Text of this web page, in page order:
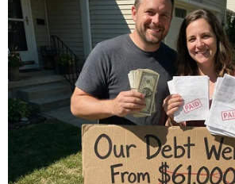
Ukraine tuyên bố sẵn sàng
trong EU và NATO
08/01/2025 23:15
Trên mạng xã hội X, Bộ Ngoại giao
sẵn sàng thay thế Hungary trong EU
Budapest muốn gia nhập các khối